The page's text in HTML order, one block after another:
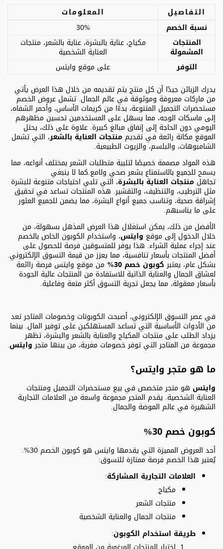
التفاصيل
المعلومات
نسبة الخصم
30%
المنتجات
المشمولة
مكياج، عناية بالبشرة، عناية بالشعر، منتجات
العناية الشخصية
التوفر
على موقع وايتس
يدرك الزبائن جيدًا أن كل منتج يتم تقديمه من خلال هذا العرض يأتي
من ماركات معروفة وموثوقة في عالم الجمال. تشمل عروض الخصم
مستحضرات التجميل المتنوعة، بدءًا من كريمات الأساس، وأحمر الشفاه،
إلى ماسكات الوجه، مما يسهل على المستخدمين تحسين مظهرهم
اليومي دون الحاجة إلى إنفاق مبالغ كبيرة. علاوة على ذلك، يحتل
الموقع مكانة رائعة في تقديم منتجات العناية بالشعر، التي تشمل
الشامبوهات، والبلسم، والزيوت الطبيعية.
هذه المواد مصممة خصيصًا لتلبية متطلبات الشعر بمختلف أنواعه، مما
يسمح للجميع بالاستمتاع بشعر صحي ولامع.كما لا ينبغي
تجاهل منتجات العناية بالبشرة، التي تلبي احتياجات متنوعة للبشرة
مثل الترطيب، والتنظيف، والتقشير. هذه المنتجات تساعد في تحقيق
إشراقة صحية، وتناسب جميع أنواع البشرة، مما يضمن للجميع العثور
على ما يناسبهم.
الأفضل من ذلك، يمكن استغلال هذا العرض المذهل بسهولة، من
خلال الدخول إلى موقع وايتس، واستخدام الكوبون الخاص بالخصم
عند إجراء عملية الشراء. هذا يوفر للمتسوقين فرصة للحصول على
أفضل المنتجات بأسعار تنافسية، مما يعزز من قيمة التسوق الإلكتروني.
بشكل عام، يعتبركوبون خصم 30% من موقع وايتس فرصة راائعة
لعشاق الجمال والعناية الذاتية للاستفادة من المنتجات عالية الجودة
بأسعار معقولة، مما يجعل تجربة التسوق أكثر متعة وفاعلية.
في عصر التسوق الإلكتروني، أصبحت الكوبونات وخصومات المتاجر تعد
من الأدوات الأساسية التي تساعد المستهلكين على توفير المال. بينما
يزداد الطلب على منتجات المكياج والعناية بالشعر والبشرة، تظهر
مجموعة من المتاجر التي توفر خصومات مغرية، من بينها متجروايتس.
ما هو متجر وايتس؟
وايتس هو متجر متخصص في بيع مستحضرات التجميل ومنتجات
العناية الشخصية. يقدم المتجر مجموعة واسعة من العلامات التجارية
الشهيرة في عالم الموضة والجمال.
كوبون خصم 30%
أحد العروض المميزة التي يقدمها وايتس هو كوبون الخصم 30%.
يُعتبر هذا الخصم فرصة ممتازة للتسوق:
العلامات التجارية المشاركة:
مكياج
منتجات الشعر
منتجات الجمال والعناية الشخصية
طريقة استخدام الكوبون: